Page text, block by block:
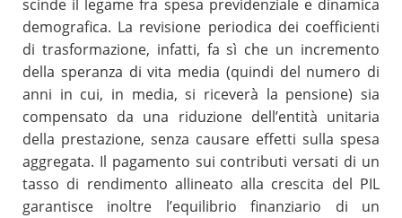
scinde il legame fra spesa previdenziale e dinamica
demografica. La revisione periodica dei coefficienti
di trasformazione, infatti, fa sì che un incremento
della speranza di vita media (quindi del numero di
anni in cui, in media, si riceverà la pensione) sia
compensato da una riduzione dell’entità unitaria
della prestazione, senza causare effetti sulla spesa
aggregata. Il pagamento sui contributi versati di un
tasso di rendimento allineato alla crescita del PIL
garantisce inoltre l’equilibrio finanziario di un